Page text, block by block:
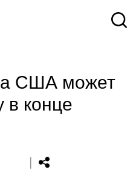
США может
в конце